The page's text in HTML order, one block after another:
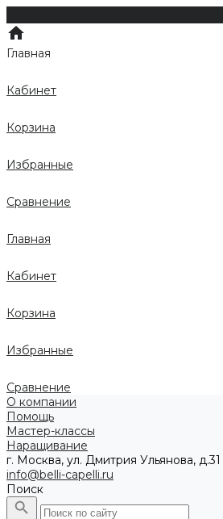
Главная
Кабинет
Корзина
Избранные
Сравнение
Главная
Кабинет
Корзина
Избранные
Сравнение
О компании
Помощь
Мастер-классы
Наращивание
г. Москва, ул. Дмитрия Ульянова, д.31
info@belli-capelli.ru
Поиск